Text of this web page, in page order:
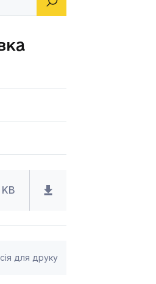
для друку